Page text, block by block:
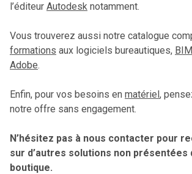
l’éditeur Autodesk notamment.
Vous trouverez aussi notre catalogue
formations aux logiciels bureautiques, BIM
Adobe.
Enfin, pour vos besoins en matériel,
notre offre sans engagement.
N’hésitez pas à nous contacter pour
sur d’autres solutions non présentées
boutique.